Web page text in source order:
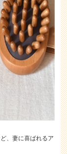
、妻に喜ばれるア